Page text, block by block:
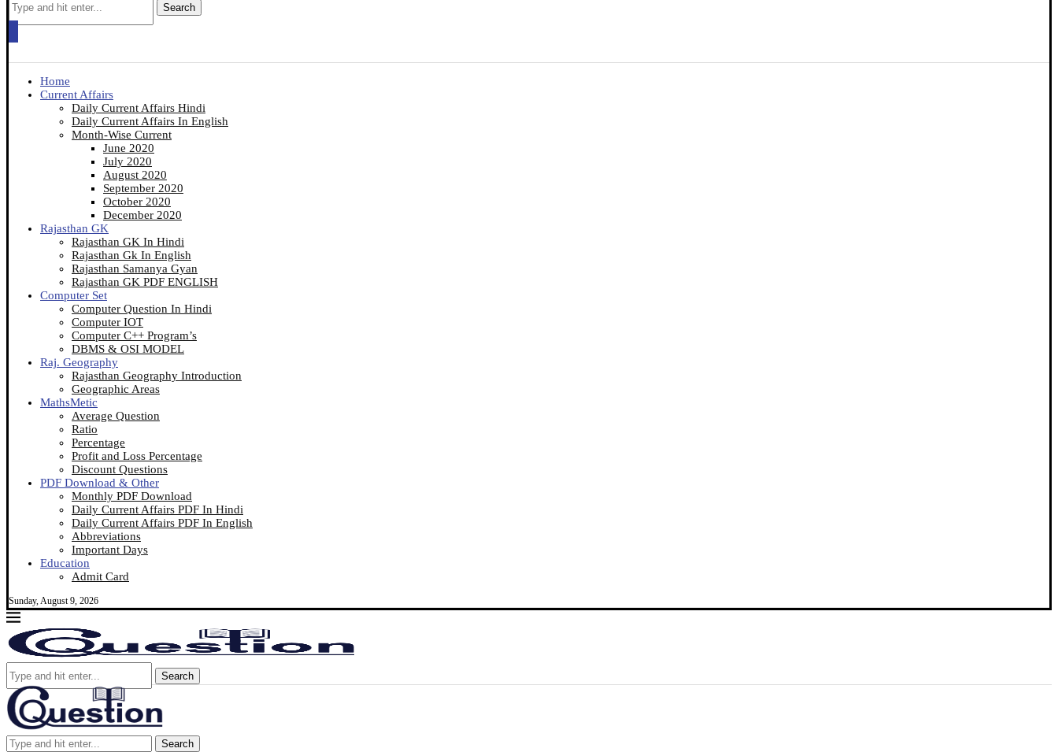
Search
Home
Current Affairs
Daily Current Affairs Hindi
Daily Current Affairs In English
Month-Wise Current
June 2020
July 2020
August 2020
September 2020
October 2020
December 2020
Rajasthan GK
Rajasthan GK In Hindi
Rajasthan Gk In English
Rajasthan Samanya Gyan
Rajasthan GK PDF ENGLISH
Computer Set
Computer Question In Hindi
Computer IOT
Computer C++ Program’s
DBMS & OSI MODEL
Raj. Geography
Rajasthan Geography Introduction
Geographic Areas
MathsMetic
Average Question
Ratio
Percentage
Profit and Loss Percentage
Discount Questions
PDF Download & Other
Monthly PDF Download
Daily Current Affairs PDF In Hindi
Daily Current Affairs PDF In English
Abbreviations
Important Days
Education
Admit Card
Sunday, August 9, 2026
Search
Search